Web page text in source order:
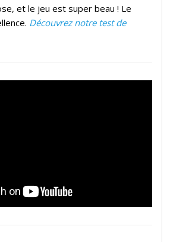
et le jeu est super beau ! Le
Découvrez notre test de